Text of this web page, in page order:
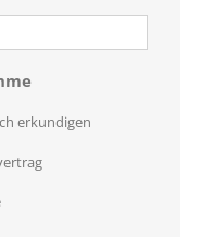
erkundigen